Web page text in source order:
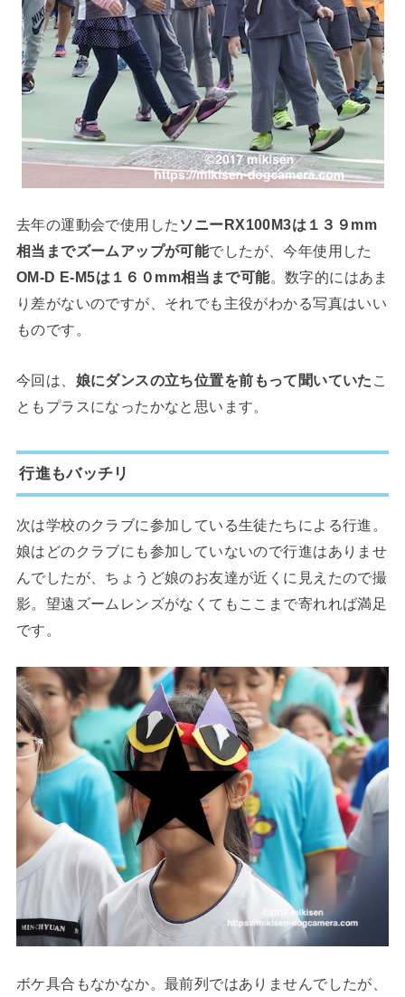
去年の運動会で使用した ソニーRX100M3は１３９mm
相当までズームアップが可能でしたが、今年使用した
OM-D E-M5は１６０mm相当まで可能。数字的にはあま
り差がないのですが、それでも主役がわかる写真はいい
ものです。
今回は、 娘にダンスの立ち位置を前もって聞いていた こ
ともプラスになったかなと思います。
行進もバッチリ
次は学校のクラブに参加している生徒たちによる行進。
娘はどのクラブにも参加していないので行進はありませ
んでしたが、ちょうど娘のお友達が近くに見えたので撮
影。望遠ズームレンズがなくてもここまで寄れれば満足
です。
ボケ具合もなかなか。最前列ではありませんでしたが、